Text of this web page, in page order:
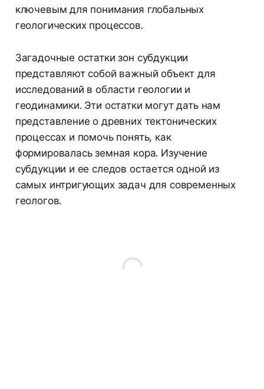
ключевым для понимания глобальных
геологических процессов.
Загадочные остатки зон субдукции
представляют собой важный объект для
исследований в области геологии и
геодинамики. Эти остатки могут дать нам
представление о древних тектонических
процессах и помочь понять, как
формировалась земная кора. Изучение
субдукции и ее следов остается одной из
самых интригующих задач для современных
геологов.